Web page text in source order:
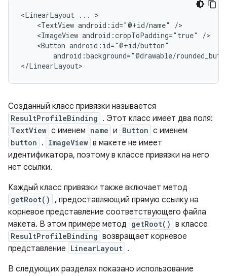
<LinearLayout ...
<TextView android:id="@+id/name"
<ImageView android:cropToPadding="true"
<Button
android:background="@drawable/
Созданный класс привязки называется
ResultProfileBinding . Этот класс имеет два поля:
TextView с именем name и Button с именем
button . ImageView в макете не имеет
идентификатора, поэтому в классе привязки на него
нет ссылки.
Каждый класс привязки также включает метод
getRoot() , предоставляющий прямую ссылку на
корневое представление соответствующего файла
макета. В этом примере метод getRoot() в классе
ResultProfileBinding возвращает корневое
представление LinearLayout .
В следующих разделах показано использование